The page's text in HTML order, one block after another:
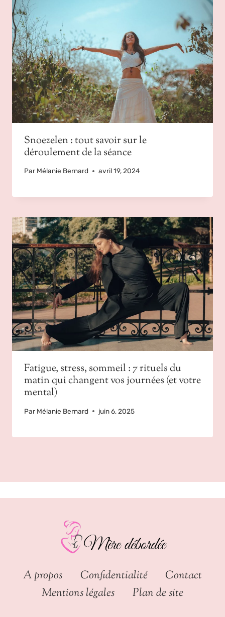
Snoezelen : tout savoir sur le
déroulement de la séance
Par Mélanie Bernard avril 19, 2024
Fatigue, stress, sommeil : 7 rituels du
matin qui changent vos journées (et votre
mental)
Par Mélanie Bernard juin 6, 2025
A propos Confidentialité
Contact
Mentions légales
Plan de site